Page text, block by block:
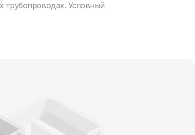
трубопроводах. Условный